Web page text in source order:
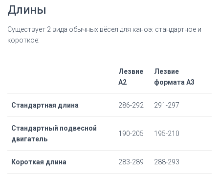
Длины
Существует 2 вида обычных вёсел для каноэ: стандартное и
короткое:
Лезвие
A2
Лезвие
формата А3
Стандартная длина 286-292 291-297
Стандартный подвесной
двигатель
190-205 195-210
Короткая длина 283-289 288-293